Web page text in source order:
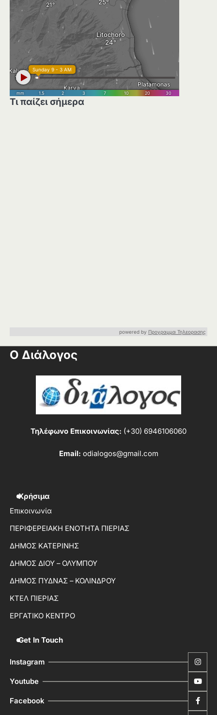
Τι παίζει σήμερα
powered by Προγραμμα Τηλεορασης
Ο Διάλογος
Τηλέφωνο Επικοινωνίας: (+30) 6946106060
Email: odialogos@gmail.com
Χρήσιμα
Επικοινωνία
ΠΕΡΙΦΕΡΕΙΑΚΗ ΕΝΟΤΗΤΑ ΠΙΕΡΙΑΣ
ΔΗΜΟΣ ΚΑΤΕΡΙΝΗΣ
ΔΗΜΟΣ ΔΙΟΥ – ΟΛΥΜΠΟΥ
ΔΗΜΟΣ ΠΥΔΝΑΣ – ΚΟΛΙΝΔΡΟΥ
ΚΤΕΛ ΠΙΕΡΙΑΣ
ΕΡΓΑΤΙΚΟ ΚΕΝΤΡΟ
Get In Touch
Instagram
Youtube
Facebook